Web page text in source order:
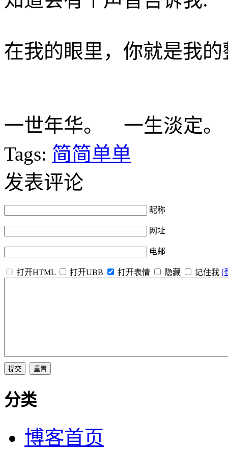
在我的眼里，你就是我
­一世年华。 一生淡定。
Tags: 简简单单
发表评论
昵称
网址
电邮
打开HTML 打开UBB 打开表情 隐藏 记住我 [
分类
博客首页